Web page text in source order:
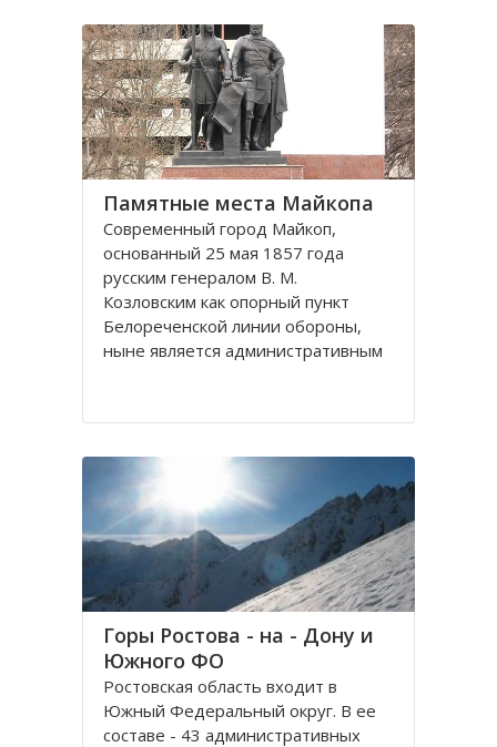
Памятные места Майкопа
Современный город Майкоп,
основанный 25 мая 1857 года
русским генералом В. М.
Козловским как опорный пункт
Белореченской линии обороны,
ныне является административным
Адыгея.
правобережных
Горы Ростова - на - Дону и
Южного ФО
Ростовская область входит в
Южный Федеральный округ. В ее
составе - 43 административных